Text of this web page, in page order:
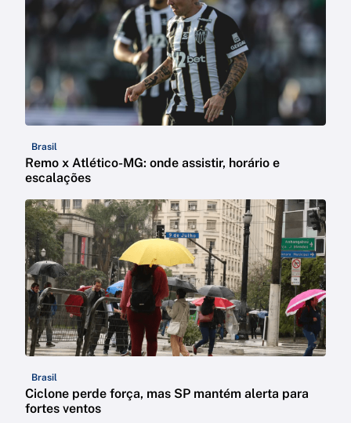
Brasil
Remo x Atlético-MG: onde assistir, horário e
escalações
Brasil
Ciclone perde força, mas SP mantém alerta para
fortes ventos